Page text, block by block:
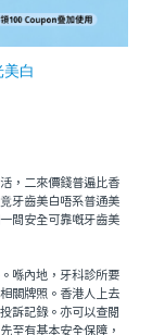
美白
，二來價錢普遍比香
牙齒美白唔系普通美
間安全可靠嘅牙齒美
喺內地，牙科診所要
關牌照。香港人上去
訴記錄。亦可以查閱
至有基本安全保障，